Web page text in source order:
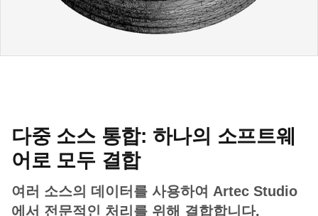
다중 소스 통합: 하나의 소프트웨
어로 모두 결합
여러 소스의 데이터를 사용하여 Artec Studio
에서 전문적인 처리를 위해 결합합니다.